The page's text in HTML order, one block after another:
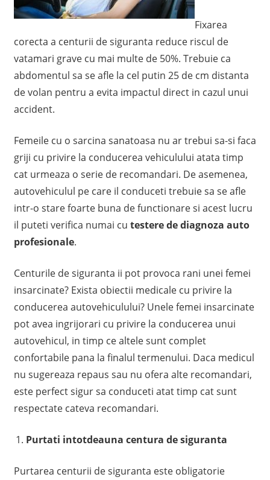
Fixarea
corecta a centurii de siguranta reduce riscul de
vatamari grave cu mai multe de 50%. Trebuie ca
abdomentul sa se afle la cel putin 25 de cm distanta
de volan pentru a evita impactul direct in cazul unui
accident.
Femeile cu o sarcina sanatoasa nu ar trebui sa-si faca
griji cu privire la conducerea vehiculului atata timp
cat urmeaza o serie de recomandari. De asemenea,
autovehiculul pe care il conduceti trebuie sa se afle
intr-o stare foarte buna de functionare si acest lucru
il puteti verifica numai cu testere de diagnoza auto
profesionale.
Centurile de siguranta ii pot provoca rani unei femei
insarcinate? Exista obiectii medicale cu privire la
conducerea autovehiculului? Unele femei insarcinate
pot avea ingrijorari cu privire la conducerea unui
autovehicul, in timp ce altele sunt complet
confortabile pana la finalul termenului. Daca medicul
nu sugereaza repaus sau nu ofera alte recomandari,
este perfect sigur sa conduceti atat timp cat sunt
respectate cateva recomandari.
Purtati intotdeauna centura de siguranta
Purtarea centurii de siguranta este obligatorie